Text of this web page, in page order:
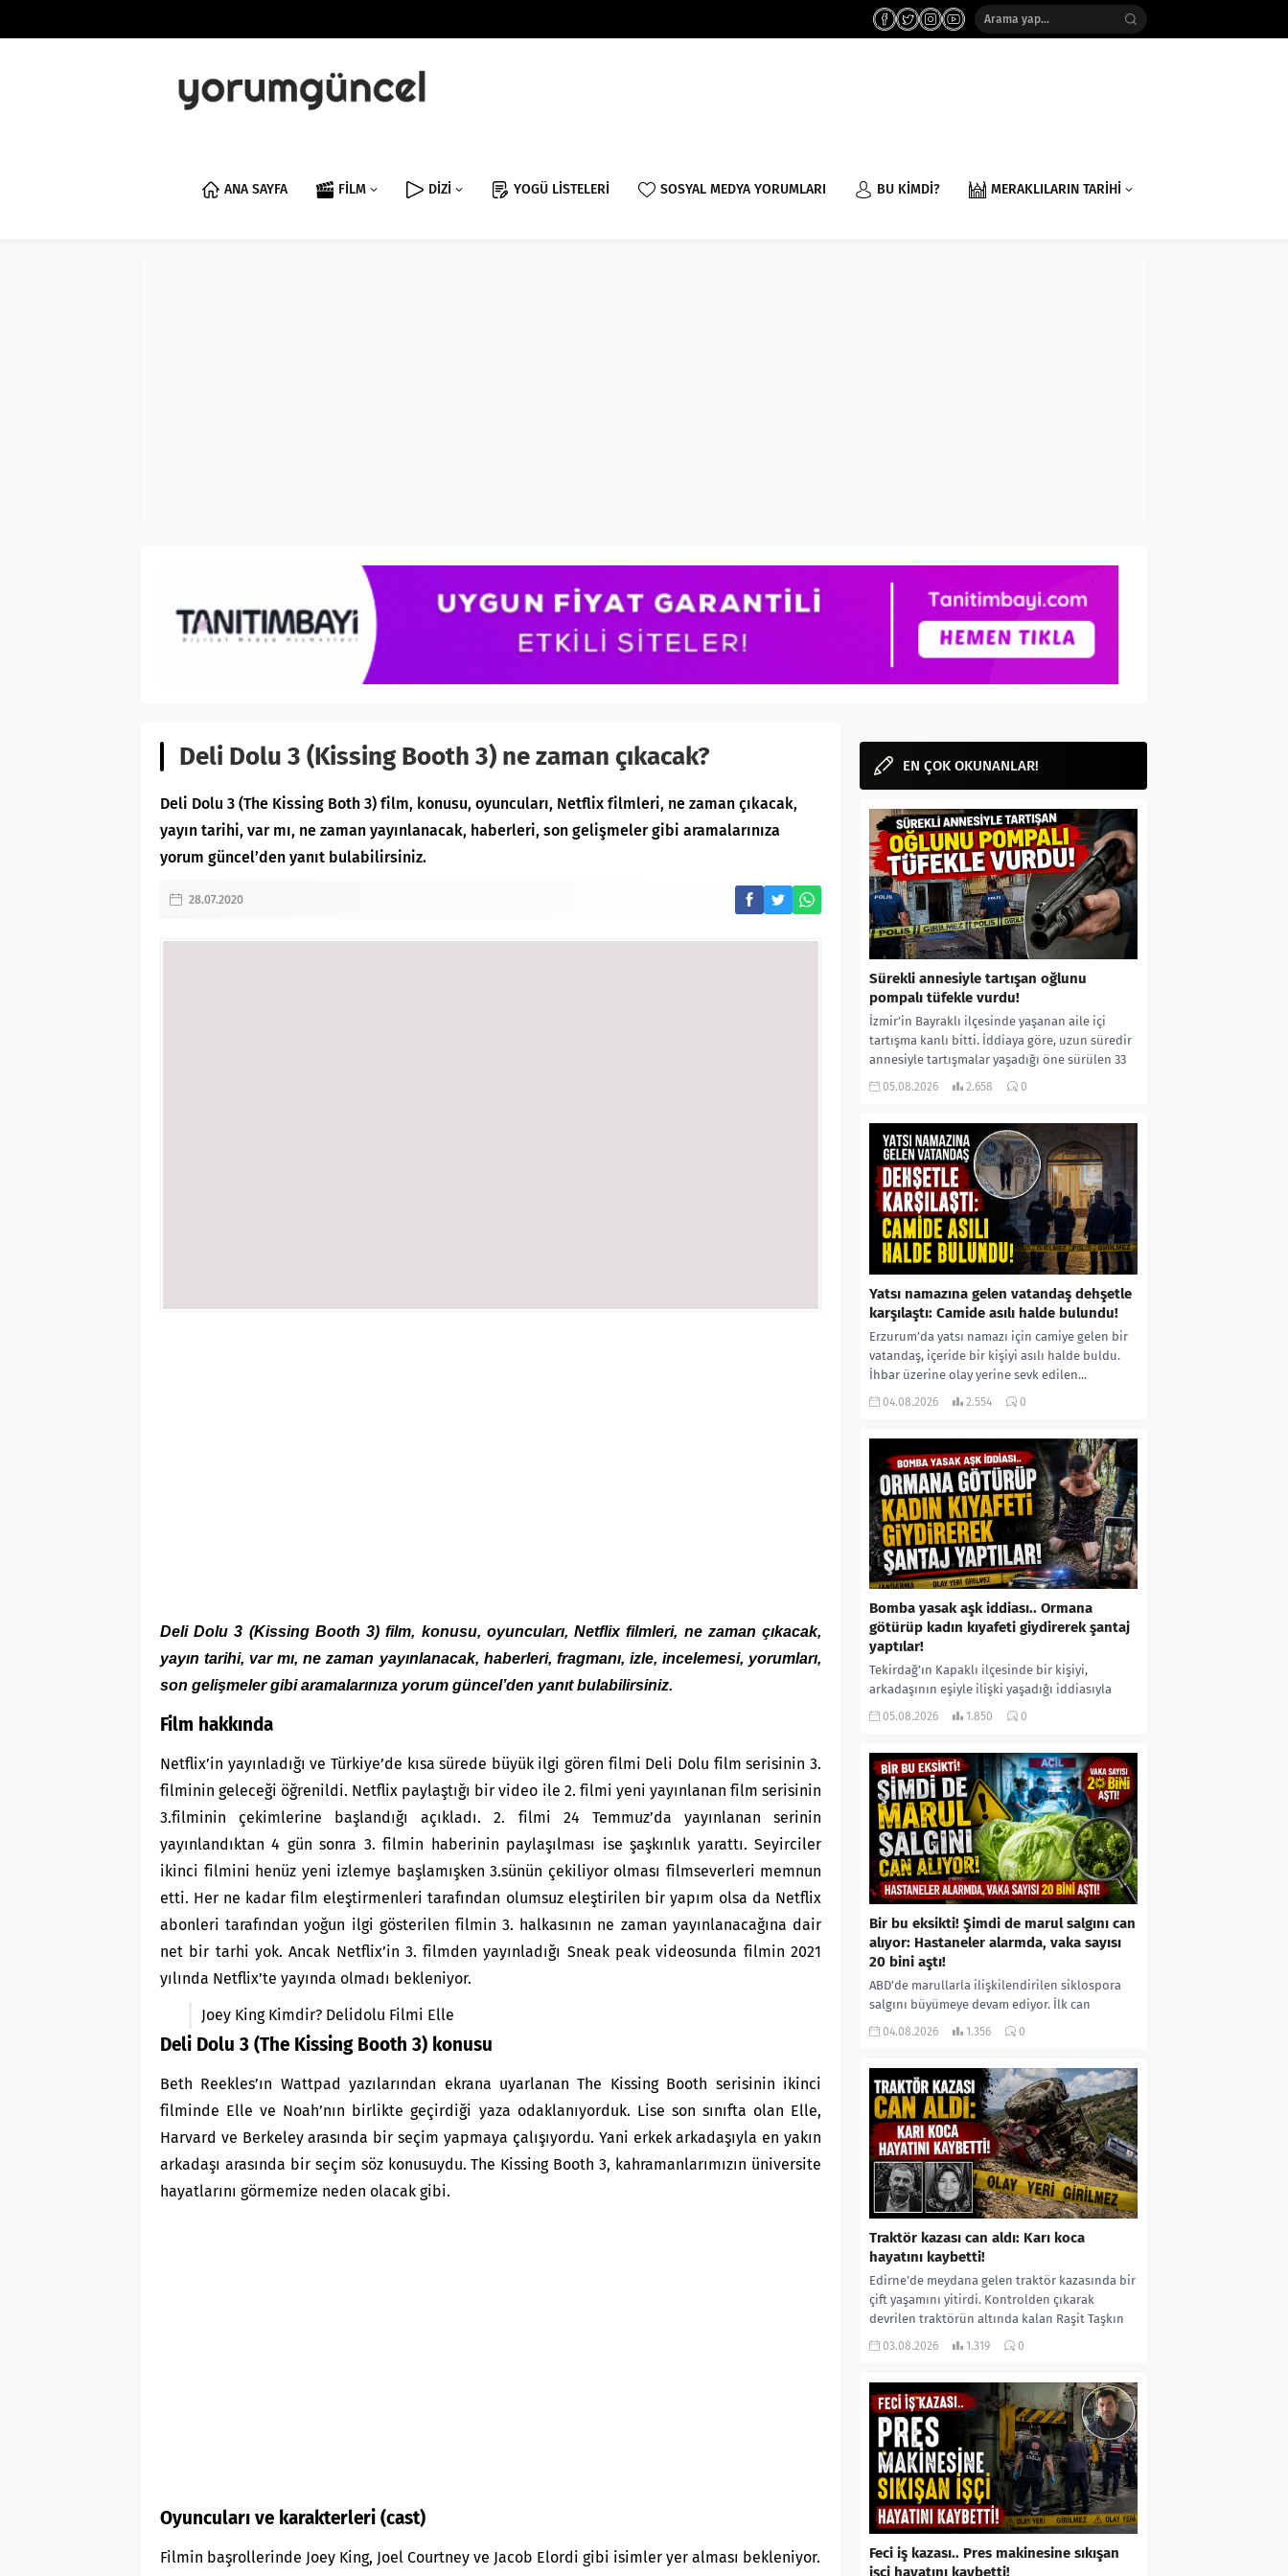
ANA SAYFA FİLM DİZİ YOGÜ LİSTELERİ SOSYAL MEDYA YORUMLARI BU KİMDİ? MERAKLILARIN TARİHİ
Deli Dolu 3 (Kissing Booth 3) ne zaman çıkacak?
Deli Dolu 3 (The Kissing Both 3) film, konusu, oyuncuları, Netflix filmleri, ne zaman çıkacak,
yayın tarihi, var mı, ne zaman yayınlanacak, haberleri, son gelişmeler gibi aramalarınıza
yorum güncel’den yanıt bulabilirsiniz.
28.07.2020
Deli Dolu 3 (Kissing Booth 3) film, konusu, oyuncuları, Netflix filmleri, ne zaman çıkacak,
yayın tarihi, var mı, ne zaman yayınlanacak, haberleri, fragmanı, izle, incelemesi, yorumları,
son gelişmeler gibi aramalarınıza yorum güncel’den yanıt bulabilirsiniz.
Film hakkında
Netflix’in yayınladığı ve Türkiye’de kısa sürede büyük ilgi gören filmi Deli Dolu film serisinin 3.
filminin geleceği öğrenildi. Netflix paylaştığı bir video ile 2. filmi yeni yayınlanan film serisinin
3.filminin çekimlerine başlandığı açıkladı. 2. filmi 24 Temmuz’da yayınlanan serinin
yayınlandıktan 4 gün sonra 3. filmin haberinin paylaşılması ise şaşkınlık yarattı. Seyirciler
ikinci filmini henüz yeni izlemye başlamışken 3.sünün çekiliyor olması filmseverleri memnun
etti. Her ne kadar film eleştirmenleri tarafından olumsuz eleştirilen bir yapım olsa da Netflix
abonleri tarafından yoğun ilgi gösterilen filmin 3. halkasının ne zaman yayınlanacağına dair
net bir tarhi yok. Ancak Netflix’in 3. filmden yayınladığı Sneak peak videosunda filmin 2021
yılında Netflix’te yayında olmadı bekleniyor.
Joey King Kimdir? Delidolu Filmi Elle
Deli Dolu 3 (The Kissing Booth 3) konusu
Beth Reekles’ın Wattpad yazılarından ekrana uyarlanan The Kissing Booth serisinin ikinci
filminde Elle ve Noah’nın birlikte geçirdiği yaza odaklanıyorduk. Lise son sınıfta olan Elle,
Harvard ve Berkeley arasında bir seçim yapmaya çalışıyordu. Yani erkek arkadaşıyla en yakın
arkadaşı arasında bir seçim söz konusuydu. The Kissing Booth 3, kahramanlarımızın üniversite
hayatlarını görmemize neden olacak gibi.
Oyuncuları ve karakterleri (cast)
Filmin başrollerinde Joey King, Joel Courtney ve Jacob Elordi gibi isimler yer alması bekleniyor.
EN ÇOK OKUNANLAR!
Sürekli annesiyle tartışan oğlunu
pompalı tüfekle vurdu!
İzmir’in Bayraklı ilçesinde yaşanan aile içi
tartışma kanlı bitti. İddiaya göre, uzun süredir
annesiyle tartışmalar yaşadığı öne sürülen 33
yaşındaki...
05.08.2026 2.658 0
Yatsı namazına gelen vatandaş dehşetle
karşılaştı: Camide asılı halde bulundu!
Erzurum’da yatsı namazı için camiye gelen bir
vatandaş, içeride bir kişiyi asılı halde buldu.
İhbar üzerine olay yerine sevk edilen...
04.08.2026 2.554 0
Bomba yasak aşk iddiası.. Ormana
götürüp kadın kıyafeti giydirerek şantaj
yaptılar!
Tekirdağ’ın Kapaklı ilçesinde bir kişiyi,
arkadaşının eşiyle ilişki yaşadığı iddiasıyla
ormanlık alana götürerek zorla kadın
05.08.2026 1.850 0
Bir bu eksikti! Şimdi de marul salgını can
alıyor: Hastaneler alarmda, vaka sayısı
20 bini aştı!
ABD’de marullarla ilişkilendirilen siklospora
salgını büyümeye devam ediyor. İlk can
kayıplarının yaşandığı salgında vaka sayısının
04.08.2026 1.356 0
Traktör kazası can aldı: Karı koca
hayatını kaybetti!
Edirne’de meydana gelen traktör kazasında bir
çift yaşamını yitirdi. Kontrolden çıkarak
devrilen traktörün altında kalan Raşit Taşkın
ile eşi Fatma...
03.08.2026 1.319 0
Feci iş kazası.. Pres makinesine sıkışan
işçi hayatını kaybetti!